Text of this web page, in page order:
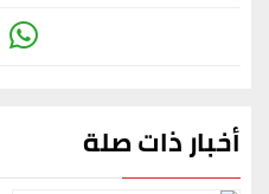
أخبار ذات صلة